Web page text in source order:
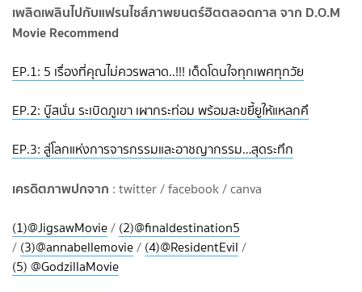
เพลิดเพลินไปกับแฟรนไชส์ภาพยนตร์ฮิตตลอดกาล จาก D.O.M
Movie Recommend
EP.1: 5 เรื่องที่คุณไม่ควรพลาด..!!! เด็ดโดนใจทุกเพศทุกวัย
EP.2: บู๊สนั่น ระเบิดภูเขา เผากระท่อม พร้อมสะขยี้ยูให้แหลกคึ
EP.3: สู่โลกแห่งการจารกรรมและอาชญากรรม…สุดระทึก
เครดิตภาพปกจาก : twitter / facebook / canva
(1)@JigsawMovie/ (2)@finaldestination5
/ (3)@annabellemovie/ (4)@ResidentEvil /
(5) @GodzillaMovie